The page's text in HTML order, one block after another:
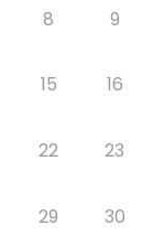
8 9
15 16
22 23
29 30